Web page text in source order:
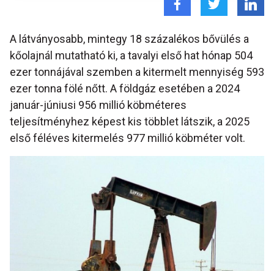
A látványosabb, mintegy 18 százalékos bővülés a
kőolajnál mutatható ki, a tavalyi első hat hónap 504
ezer tonnájával szemben a kitermelt mennyiség 593
ezer tonna fölé nőtt. A földgáz esetében a 2024
január-júniusi 956 millió köbméteres
teljesítményhez képest kis többlet látszik, a 2025
első féléves kitermelés 977 millió köbméter volt.